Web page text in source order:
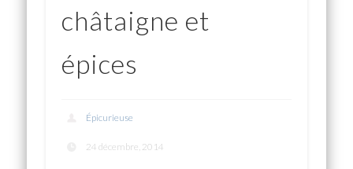
châtaigne et
épices
Épicurieuse
24 décembre, 2014